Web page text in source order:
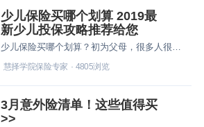
少儿保险买哪个划算 2019最
新少儿投保攻略推荐给您
慧择学院保险专家 · 4805浏览
3月意外险清单！这些值得买
>>